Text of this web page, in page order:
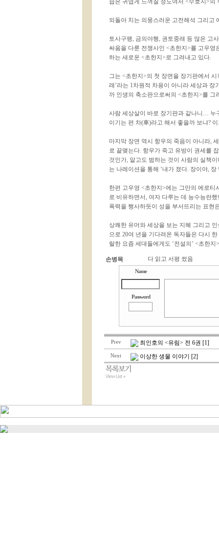
습은 귀엽게 느껴질 정도여서 <수호지>
되돌아 치는 의뭉스러운 고전해석 그리고
토사구팽, 금의야행, 권토중래 등 많은 고
싸움을 다룬 전쟁사인 <초한지>를 고우영
하는 새로운 <초한지>로 그려내고 있다.
그는 <초한지>의 첫 장면을 장기판에서
래’라는 1차원적 차용이 아니라 세상과
까 인생의 축소판으로써의 <초한지>를 그
사람 세상살이 바로 장기판과 같나니… 누
이기는 편 차(車)라고 해서 좋을까 보냐?
마지막 장면 역시 항우의 죽음이 아니라,
로 끝맺는다. 항우가 죽고 유방이 권세를
것인가, 알고도 범하는 것이 사람의 실책
는 나레이션을 통해 ‘내가 졌다. 장이야,
한편 고우영 <초한지>에는 그만의 에로
로 비유하면서, 여자 다루는 데 능수능란
폭력을 행사하듯이 성을 부서뜨리는 표현
상쾌한 유머와 세상을 보는 지혜 그리고
으로 20여 년을 기다려온 독자들은 다시
랄한 요즘 세대들에게도 ‘전설의’ <초한
손병목 다 읽고 서평 썼음
Name
Password
Prev 최인호의 <유림> 전 6권 [1]
Next 이상한 생물 이야기 [2]